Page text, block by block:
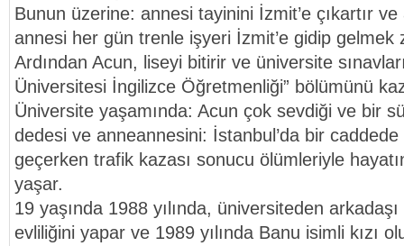
Bunun üzerine: annesi tayinini İzmit’e çıkartır ve
annesi her gün trenle işyeri İzmit’e gidip gelmek
Ardından Acun, liseyi bitirir ve üniversite
Üniversitesi İngilizce Öğretmenliği” bölümünü
Üniversite yaşamında: Acun çok sevdiği ve bir
dedesi ve anneannesini: İstanbul’da bir caddede
geçerken trafik kazası sonucu ölümleriyle
yaşar.
19 yaşında 1988 yılında, üniversiteden
evliliğini yapar ve 1989 yılında Banu isimli kızı